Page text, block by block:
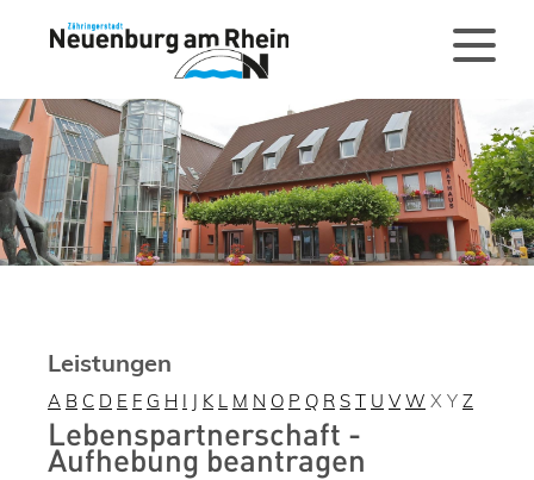
Leistungen
A B C D E F G H I J K L M N O P Q R S T U V W X Y Z
Lebenspartnerschaft -
Aufhebung beantragen